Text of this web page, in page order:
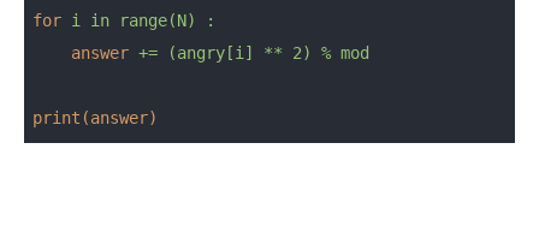
for i in range(N) :
answer += (angry[i] ** 2) % mod
print(answer)